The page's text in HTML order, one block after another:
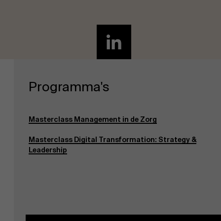
Programma's
Masterclass Management in de Zorg
Masterclass Digital Transformation: Strategy &
Leadership